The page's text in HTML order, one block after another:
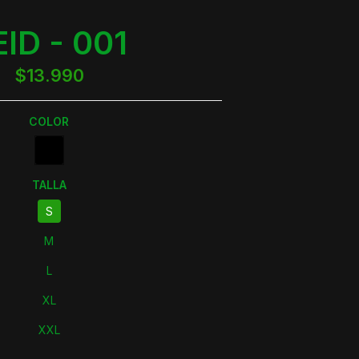
- 001
$13.990
COLOR
TALLA
S
M
L
XL
XXL